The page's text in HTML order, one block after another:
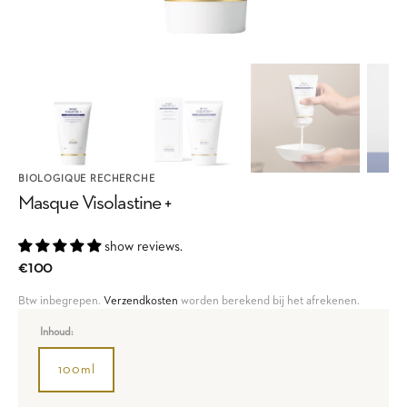
BIOLOGIQUE RECHERCHE
Masque Visolastine +
show reviews.
Regular
price
€100
Btw inbegrepen. Verzendkosten worden berekend bij het afrekenen.
Inhoud:
100mlVariant